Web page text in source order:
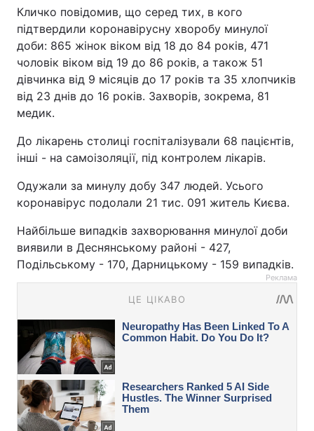
Кличко повідомив, що серед тих, в кого
підтвердили коронавірусну хворобу минулої
доби: 865 жінок віком від 18 до 84 років, 471
чоловік віком від 19 до 86 років, а також 51
дівчинка від 9 місяців до 17 років та 35 хлопчиків
від 23 днів до 16 років. Захворів, зокрема, 81
медик.
До лікарень столиці госпіталізували 68 пацієнтів,
інші - на самоізоляції, під контролем лікарів.
Одужали за минулу добу 347 людей. Усього
коронавірус подолали 21 тис. 091 житель Києва.
Найбільше випадків захворювання минулої доби
виявили в Деснянському районі - 427,
Подільському - 170, Дарницькому - 159 випадків.
Реклама